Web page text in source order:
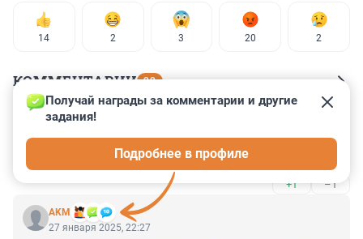
14 2 3 20 2
КОММЕНТАРИИ 22
Гость
Не 3.5 года надо давать за это, а 35 лет подонкам.
+1 –1
AKM
Получай награды за комментарии и другие
задания!
Подробнее в профиле
27 января 2025, 22:27